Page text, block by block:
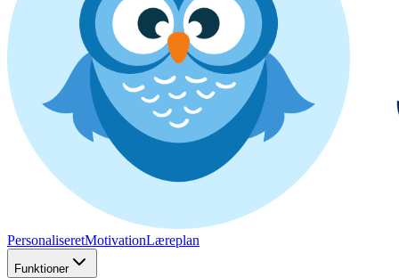
PersonaliseretMotivationLæreplan
Funktioner